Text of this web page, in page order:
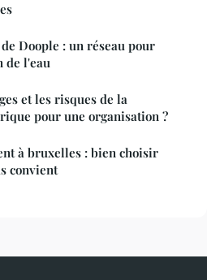
Doople : un réseau pour
de l'eau
et les risques de la
pour une organisation ?
à bruxelles : bien choisir
convient